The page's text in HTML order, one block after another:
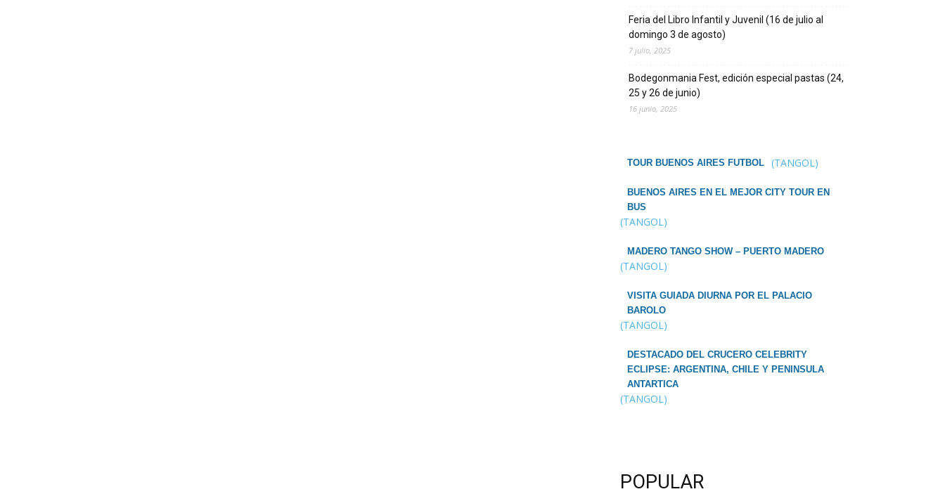
Feria del Libro Infantil y Juvenil (16 de julio al
domingo 3 de agosto)
7 julio, 2025
Bodegonmania Fest, edición especial pastas (24,
25 y 26 de junio)
16 junio, 2025
TOUR BUENOS AIRES FUTBOL (TANGOL)
BUENOS AIRES EN EL MEJOR CITY TOUR EN
BUS
(TANGOL)
MADERO TANGO SHOW – PUERTO MADERO
(TANGOL)
VISITA GUIADA DIURNA POR EL PALACIO
BAROLO
(TANGOL)
DESTACADO DEL CRUCERO CELEBRITY
ECLIPSE: ARGENTINA, CHILE Y PENINSULA
ANTARTICA
(TANGOL)
POPULAR